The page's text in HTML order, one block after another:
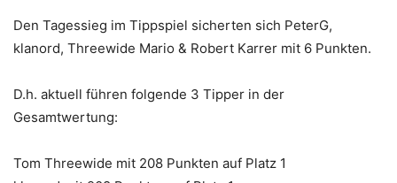
Den Tagessieg im Tippspiel sicherten sich PeterG,
klanord, Threewide Mario & Robert Karrer mit 6 Punkten.
D.h. aktuell führen folgende 3 Tipper in der
Gesamtwertung:
Tom Threewide mit 208 Punkten auf Platz 1